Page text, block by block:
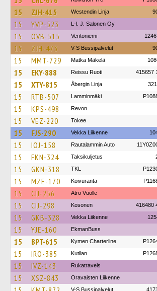
15 ZJH-415 Westendin Linja
15 YVP-523 L-l. J. Salonen Oy
15 OVB-515 Ventoniemi
15 ZJH-473 V-S Bussipalvelut
15 MMT-729 Matka Mäkelä
15 EKY-888 Reissu Ruoti 415657
15 XTY-815 Åbergin Linja
15 RTB-507 Lamminmäki
15 KPS-498 Revon
15 VEZ-220 Tokee
15 FJS-290 Vekka Liikenne
15 IOJ-158 Rautalammin Auto
15 FKN-324 Taksikuljetus
15 GKN-318 TKL
15 MZE-170 Koivuranta
15 CIJ-256 Atro Vuolle
15 CIJ-298 Kosonen 416480
15 GKB-328 Vekka Liikenne
15 YJE-160 EkmanBuss
15 BPT-615 Kymen Charterline
15 IRO-385 Kutilan
15 IVZ-143 Rukatravels
15 XSZ-843 Oravaisten Liikenne
V-S Bussipalvelut